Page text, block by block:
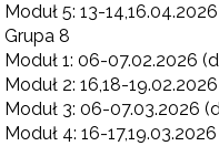
Moduł 5: 13-
Grupa 8
Moduł 1: 06-07.02.2026
Moduł 2: 16,18-
Moduł 3: 06-07.03.2026
Moduł 4: 16-